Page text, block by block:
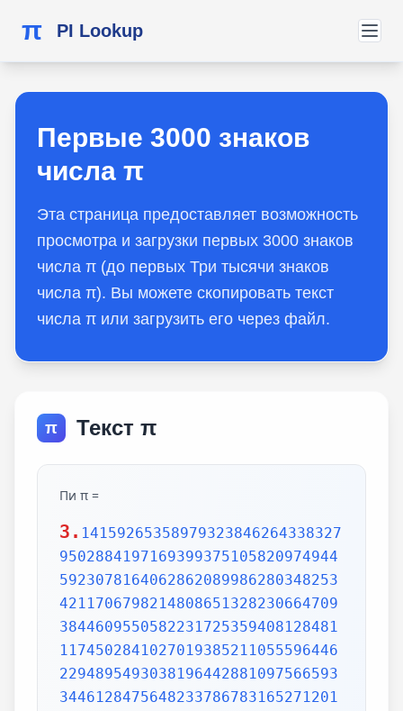
π PI Lookup
Первые 3000 знаков
числа π
Эта страница предоставляет возможность
просмотра и загрузки первых 3000 знаков
числа π (до первых Три тысячи знаков
числа π). Вы можете скопировать текст
числа π или загрузить его через файл.
π Текст π
Пи π =
3. 14159265358979323846264338327
9502884197169399375105820974944
5923078164062862089986280348253
4211706798214808651328230664709
3844609550582231725359408128481
1174502841027019385211055596446
2294895493038196442881097566593
3446128475648233786783165271201